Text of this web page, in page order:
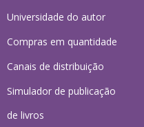
Universidade do autor
Compras em quantidade
Canais de distribuição
Simulador de publicação
de livros